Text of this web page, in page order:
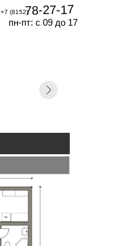
78-27-17
пн-пт: с 09 до 17
+7 (8152)